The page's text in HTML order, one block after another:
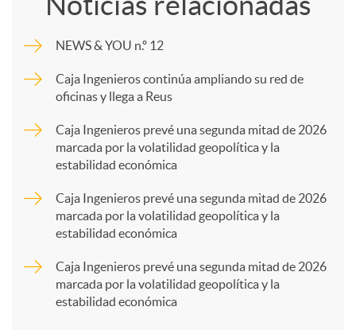
m
p
a
NEWS & YOU n.º 12
Caja Ingenieros continúa ampliando su red de
oficinas y llega a Reus
Caja Ingenieros prevé una segunda mitad de 2026
marcada por la volatilidad geopolítica y la
estabilidad económica
Caja Ingenieros prevé una segunda mitad de 2026
marcada por la volatilidad geopolítica y la
estabilidad económica
Caja Ingenieros prevé una segunda mitad de 2026
marcada por la volatilidad geopolítica y la
estabilidad económica